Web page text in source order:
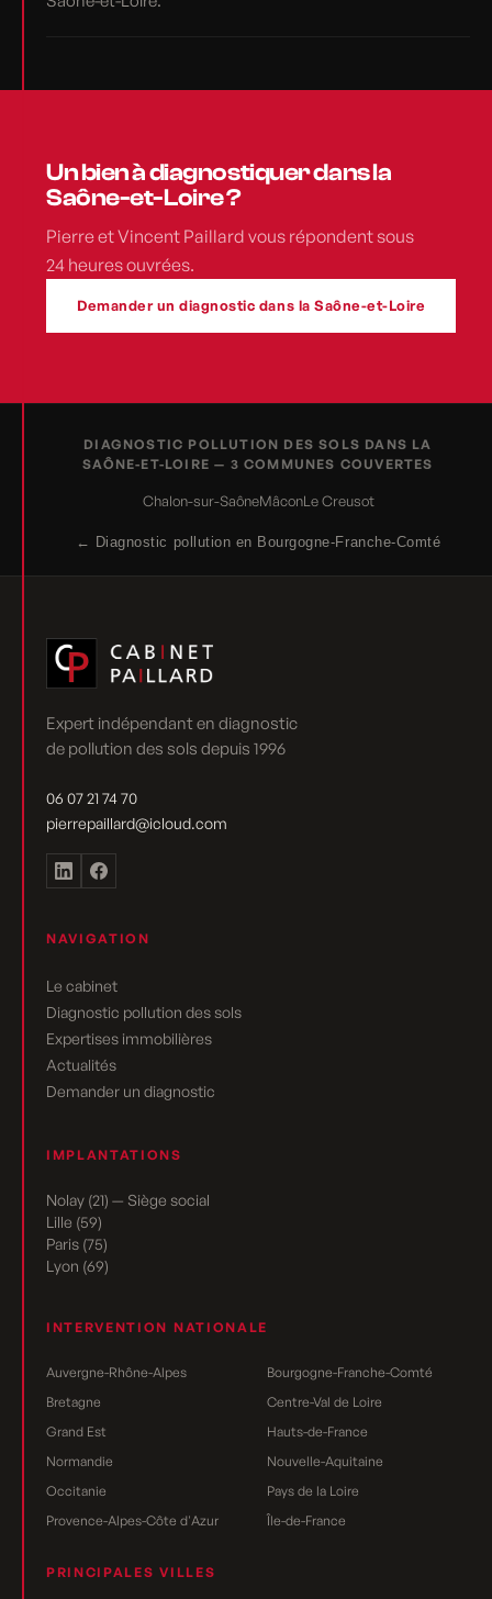
Un bien à diagnostiquer dans la
Saône-et-Loire ?
Pierre et Vincent Paillard vous répondent sous
24 heures ouvrées.
Demander un diagnostic dans la Saône-et-Loire
DIAGNOSTIC POLLUTION DES SOLS DANS LA
SAÔNE-ET-LOIRE — 3 COMMUNES COUVERTES
Chalon-sur-SaôneMâconLe Creusot
← Diagnostic pollution en Bourgogne-Franche-Comté
Expert indépendant en diagnostic
de pollution des sols depuis 1996
06 07 21 74 70
pierrepaillard@icloud.com
NAVIGATION
Le cabinet
Diagnostic pollution des sols
Expertises immobilières
Actualités
Demander un diagnostic
IMPLANTATIONS
Nolay (21) — Siège social
Lille (59)
Paris (75)
Lyon (69)
INTERVENTION NATIONALE
Auvergne-Rhône-Alpes
Bourgogne-Franche-Comté
Bretagne
Centre-Val de Loire
Grand Est
Hauts-de-France
Normandie
Nouvelle-Aquitaine
Occitanie
Pays de la Loire
Provence-Alpes-Côte d'Azur
Île-de-France
PRINCIPALES VILLES